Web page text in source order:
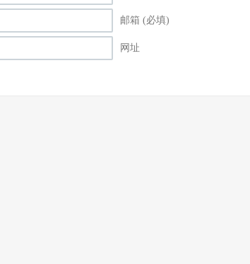
邮箱 (必填)
网址